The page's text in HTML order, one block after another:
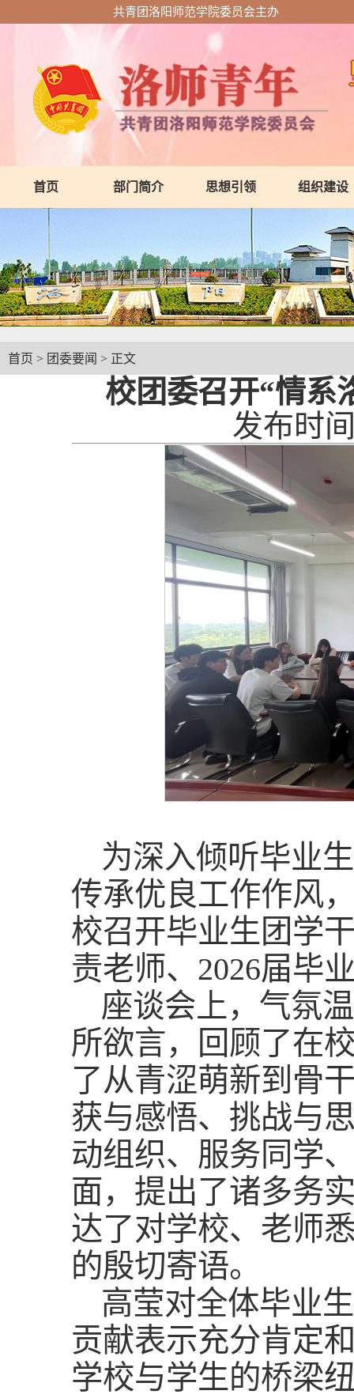
共青团洛阳师范学院委员会主办
首页 部门简介 思想引领 组织建设
首页 > 团委要闻 > 正文
校团委召开“情系
发布时
为深入倾听毕业
传承优良工作作风
校召开毕业生团学
责老师、2026届毕
座谈会上，气氛
所欲言，回顾了在
了从青涩萌新到骨
获与感悟、挑战与
动组织、服务同学
面，提出了诸多务
达了对学校、老师
的殷切寄语。
高莹对全体毕业
贡献表示充分肯定
学校与学生的桥梁